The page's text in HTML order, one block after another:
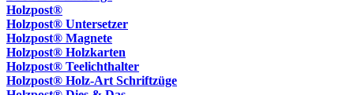
Holzpost®
Holzpost® Untersetzer
Holzpost® Magnete
Holzpost® Holzkarten
Holzpost® Teelichthalter
Holzpost® Holz-Art Schriftzüge